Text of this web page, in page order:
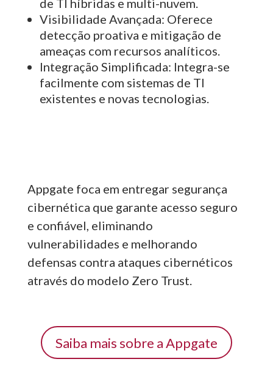
de TI híbridas e multi-nuvem.
Visibilidade Avançada: Oferece
detecção proativa e mitigação de
ameaças com recursos analíticos.
Integração Simplificada: Integra-se
facilmente com sistemas de TI
existentes e novas tecnologias.
Appgate foca em entregar segurança
cibernética que garante acesso seguro
e confiável, eliminando
vulnerabilidades e melhorando
defensas contra ataques cibernéticos
através do modelo Zero Trust.
Saiba mais sobre a Appgate